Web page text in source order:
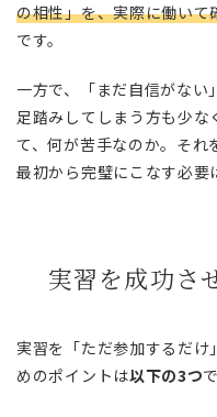
の相性」を、実際に働い
です。
一方で、「まだ自信がない
足踏みしてしまう方も少
て、何が苦手なのか。それ
最初から完璧にこなす必要
実習を成功さ
実習を「ただ参加するだけ
めのポイントは以下の3つ